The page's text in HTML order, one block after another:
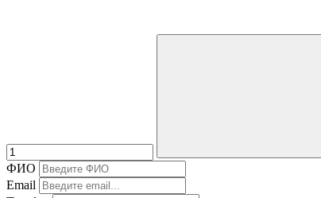
ФИО
Email